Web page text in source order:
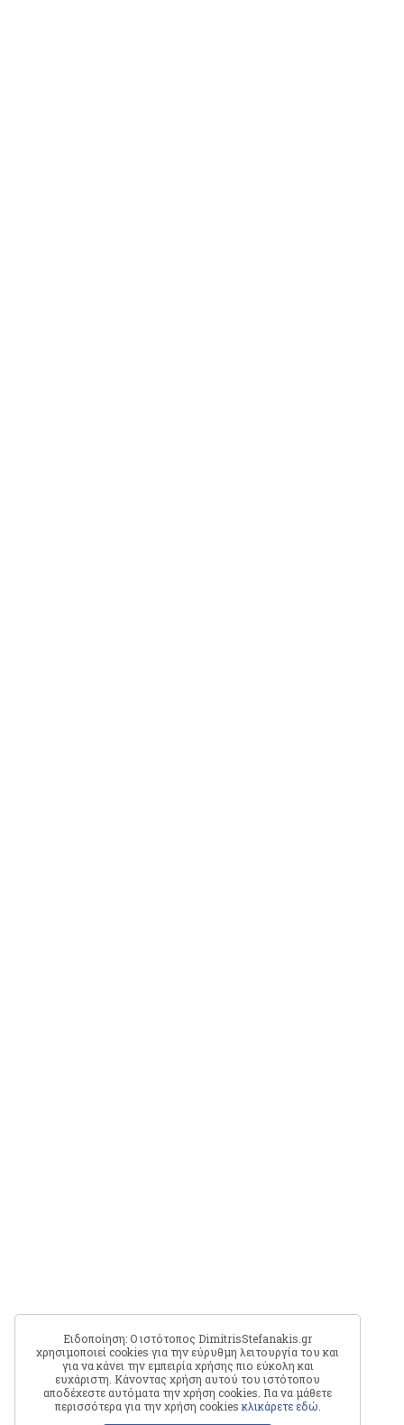
Ειδοποίηση: Ο ιστότοπος DimitrisStefanakis.gr
χρησιμοποιεί cookies για την εύρυθμη λειτουργία του και
για να κάνει την εμπειρία χρήσης πιο εύκολη και
ευχάριστη. Κάνοντας χρήση αυτού του ιστότοπου
αποδέχεστε αυτόματα την χρήση cookies. Για να μάθετε
περισσότερα για την χρήση cookies κλικάρετε εδώ.